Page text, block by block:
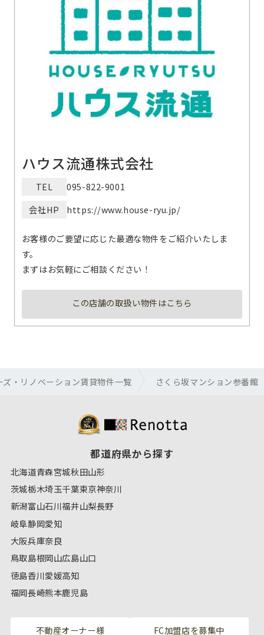
ハウス流通株式会社
TEL
095-822-9001
会社HP
https://www.house-ryu.jp/
お客様のご要望に応じた最適な物件をご紹介いたしま
す。
まずはお気軽にご相談ください！
この店舗の取扱い物件はこちら
・リノベーション賃貸物件一覧 さくら坂マンション参番館
都道府県から探す
北海道青森宮城秋田山形
茨城栃木埼玉千葉東京神奈川
新潟富山石川福井山梨長野
岐阜静岡愛知
大阪兵庫奈良
鳥取島根岡山広島山口
徳島香川愛媛高知
福岡長崎熊本鹿児島
不動産オーナー様 FC加盟店を募集中